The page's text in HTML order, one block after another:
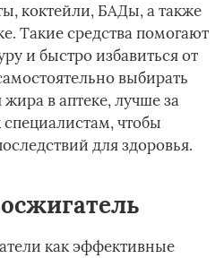
коктейли, БАДы, а также
Такие средства помогают
и быстро избавиться от
выбирать
в аптеке, лучше за
чтобы
для здоровья.
как эффективные